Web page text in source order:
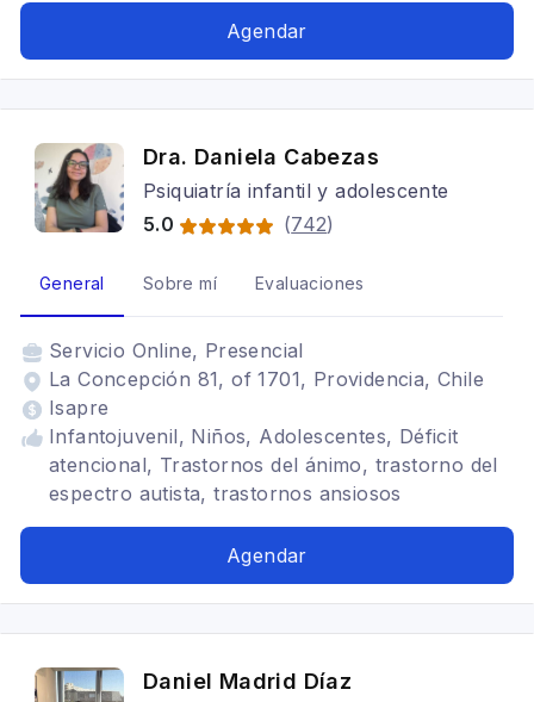
Trastorno obsesivo compulsivo, Trastornos del
Género diverso, Desarrollo de personalidad,
Fobias, Crisis de pánico
Agendar
Dra. Daniela Cabezas
Psiquiatría infantil y adolescente
5.0
(742)
General Sobre mí Evaluaciones
Servicio Online, Presencial
La Concepción 81, of 1701, Providencia, Chile
Isapre
Infantojuvenil, Niños, Adolescentes, Déficit
atencional, Trastornos del ánimo, trastorno del
espectro autista, trastornos ansiosos
Agendar
Daniel Madrid Díaz